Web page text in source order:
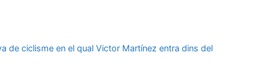
aumentar
de ciclisme en el qual Victor Martínez entra dins del